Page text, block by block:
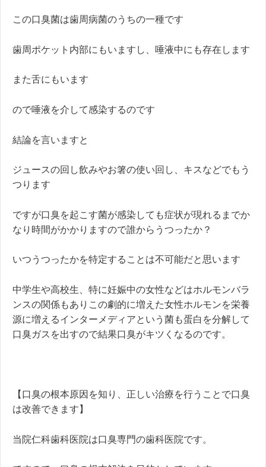
この口臭菌は歯周病菌のうちの一種です
歯周ポケット内部にもいますし、唾液中にも存在します
また舌にもいます
ので唾液を介して感染するのです
結論を言いますと
ジュースの回し飲みやお箸の使い回し、キスなどでもう
つります
ですが口臭を起こす菌が感染しても症状が現れるまでか
なり時間がかかりますので誰からうつったか？
いつうつったかを特定することは不可能だと思います
中学生や高校生、特に妊娠中の女性などはホルモンバラ
ンスの関係もありこの劇的に増えた女性ホルモンを栄養
源に増えるインターメディアという菌も蛋白を分解して
口臭ガスを出すので結果口臭がキツくなるのです。
【口臭の根本原因を知り、正しい治療を行うことで口臭
は改善できます】
当院仁科歯科医院は口臭専門の歯科医院です。